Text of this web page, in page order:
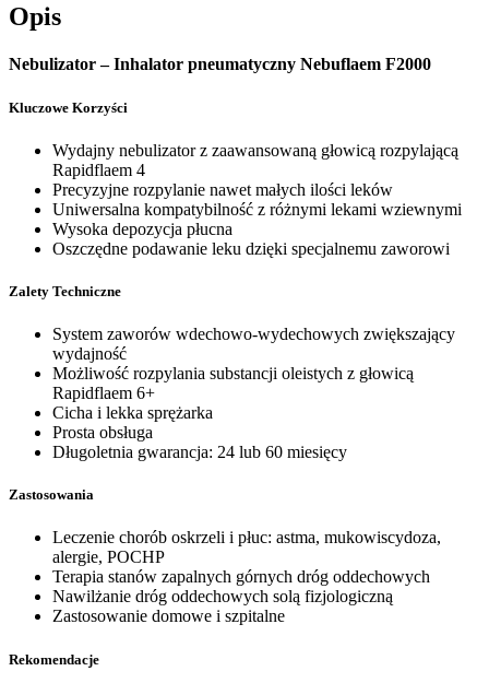
Opis
Nebulizator – Inhalator pneumatyczny Nebuflaem F2000
Kluczowe Korzyści
Wydajny nebulizator z zaawansowaną głowicą rozpylającą
Rapidflaem 4
Precyzyjne rozpylanie nawet małych ilości leków
Uniwersalna kompatybilność z różnymi lekami wziewnymi
Wysoka depozycja płucna
Oszczędne podawanie leku dzięki specjalnemu zaworowi
Zalety Techniczne
System zaworów wdechowo-wydechowych zwiększający
wydajność
Możliwość rozpylania substancji oleistych z głowicą
Rapidflaem 6+
Cicha i lekka sprężarka
Prosta obsługa
Długoletnia gwarancja: 24 lub 60 miesięcy
Zastosowania
Leczenie chorób oskrzeli i płuc: astma, mukowiscydoza,
alergie, POCHP
Terapia stanów zapalnych górnych dróg oddechowych
Nawilżanie dróg oddechowych solą fizjologiczną
Zastosowanie domowe i szpitalne
Rekomendacje